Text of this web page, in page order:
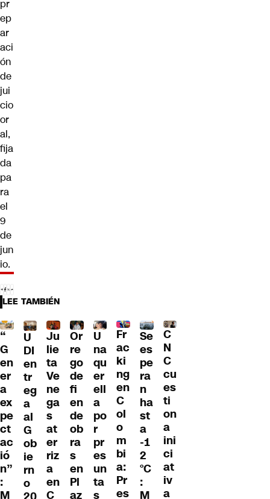
pr
ep
ar
aci
ón
de
jui
cio
or
al,
fija
da
pa
ra
el
9
de
jun
io.
LEE TAMBIÉN
“
G
en
er
a
ex
pe
ct
ac
ió
n”
:
M
U
DI
en
tr
eg
a
al
G
ob
ie
rn
o
Ju
lie
ta
Ve
ne
ga
s
at
er
riz
a
en
C
Or
re
go
de
fi
en
de
ob
ra
s
en
Pl
az
U
na
qu
er
ell
a
po
r
pr
es
un
ta
s
Fr
ac
ki
ng
en
C
ol
o
m
bi
a:
Pr
es
Se
es
pe
ra
n
ha
st
a
-1
2
°C
:
M
C
N
C
cu
es
ti
on
a
ini
ci
at
iv
a